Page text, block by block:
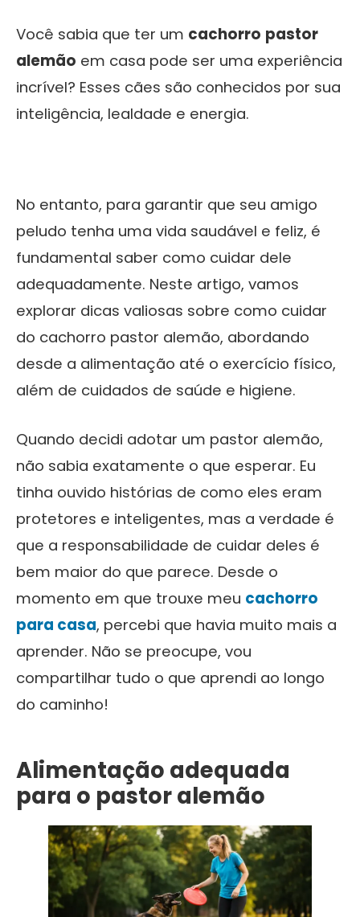
Você sabia que ter um cachorro pastor
alemão em casa pode ser uma experiência
incrível? Esses cães são conhecidos por sua
inteligência, lealdade e energia.
No entanto, para garantir que seu amigo
peludo tenha uma vida saudável e feliz, é
fundamental saber como cuidar dele
adequadamente. Neste artigo, vamos
explorar dicas valiosas sobre como cuidar
do cachorro pastor alemão, abordando
desde a alimentação até o exercício físico,
além de cuidados de saúde e higiene.
Quando decidi adotar um pastor alemão,
não sabia exatamente o que esperar. Eu
tinha ouvido histórias de como eles eram
protetores e inteligentes, mas a verdade é
que a responsabilidade de cuidar deles é
bem maior do que parece. Desde o
momento em que trouxe meu cachorro
para casa, percebi que havia muito mais a
aprender. Não se preocupe, vou
compartilhar tudo o que aprendi ao longo
do caminho!
Alimentação adequada
para o pastor alemão